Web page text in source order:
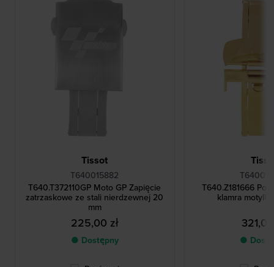
Tissot
T640015882
T640.T372110GP Moto GP Zapięcie
zatrzaskowe ze stali nierdzewnej 20
mm
225,00 zł
● Dostępny
T640.Z181666
klamra
●